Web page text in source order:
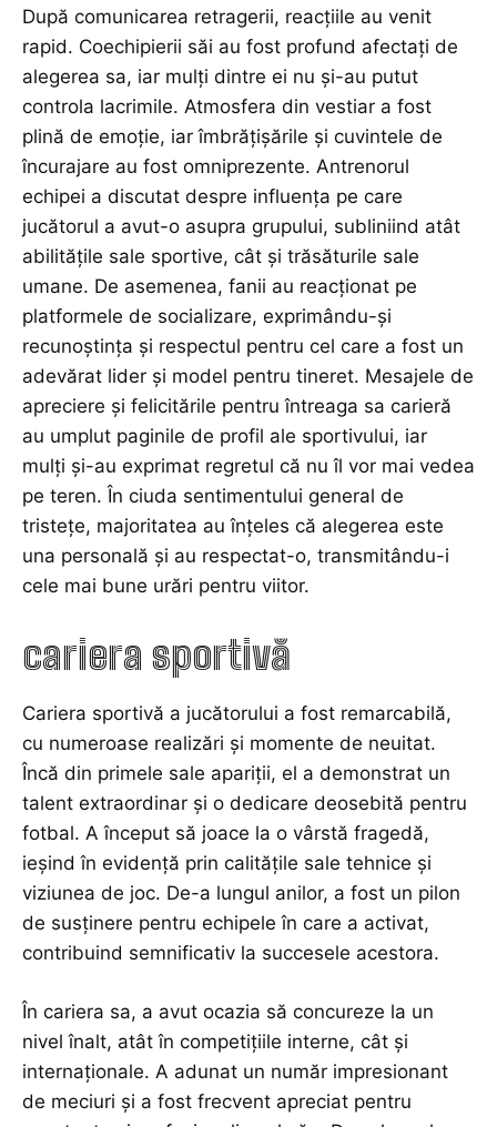
După comunicarea retragerii, reacțiile au venit
rapid. Coechipierii săi au fost profund afectați de
alegerea sa, iar mulți dintre ei nu și-au putut
controla lacrimile. Atmosfera din vestiar a fost
plină de emoție, iar îmbrățișările și cuvintele de
încurajare au fost omniprezente. Antrenorul
echipei a discutat despre influența pe care
jucătorul a avut-o asupra grupului, subliniind atât
abilitățile sale sportive, cât și trăsăturile sale
umane. De asemenea, fanii au reacționat pe
platformele de socializare, exprimându-și
recunoștința și respectul pentru cel care a fost un
adevărat lider și model pentru tineret. Mesajele de
apreciere și felicitările pentru întreaga sa carieră
au umplut paginile de profil ale sportivului, iar
mulți și-au exprimat regretul că nu îl vor mai vedea
pe teren. În ciuda sentimentului general de
tristețe, majoritatea au înțeles că alegerea este
una personală și au respectat-o, transmitându-i
cele mai bune urări pentru viitor.
cariera sportivă
Cariera sportivă a jucătorului a fost remarcabilă,
cu numeroase realizări și momente de neuitat.
Încă din primele sale apariții, el a demonstrat un
talent extraordinar și o dedicare deosebită pentru
fotbal. A început să joace la o vârstă fragedă,
ieșind în evidență prin calitățile sale tehnice și
viziunea de joc. De-a lungul anilor, a fost un pilon
de susținere pentru echipele în care a activat,
contribuind semnificativ la succesele acestora.
În cariera sa, a avut ocazia să concureze la un
nivel înalt, atât în competițiile interne, cât și
internaționale. A adunat un număr impresionant
de meciuri și a fost frecvent apreciat pentru